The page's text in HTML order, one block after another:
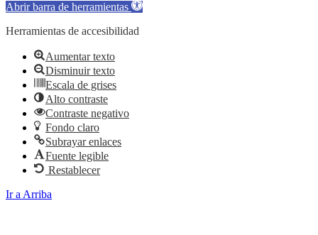
Abrir barra de herramientas
Herramientas de accesibilidad
Aumentar texto
Disminuir texto
Escala de grises
Alto contraste
Contraste negativo
Fondo claro
Subrayar enlaces
Fuente legible
Restablecer
Ir a Arriba